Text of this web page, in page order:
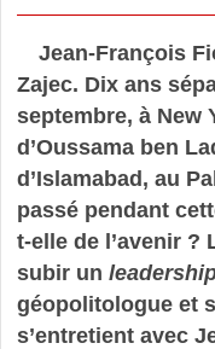
Jean-François
Zajec. Dix ans
septembre, à New
d’Oussama ben
d’Islamabad, au
passé pendant
t-elle de l’avenir ?
subir un
géopolitologue et
s’entretient avec